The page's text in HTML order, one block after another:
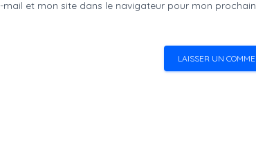
mail et mon site dans le navigateur pour mon prochain